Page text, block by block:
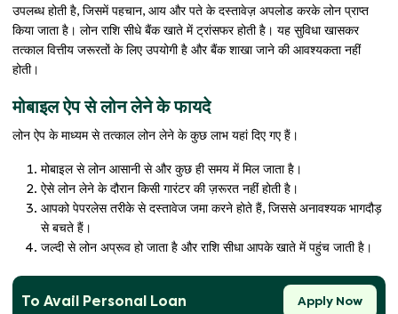
उपलब्ध होती है, जिसमें पहचान, आय और पते के दस्तावेज़ अपलोड करके लोन प्राप्त
किया जाता है। लोन राशि सीधे बैंक खाते में ट्रांसफर होती है। यह सुविधा खासकर
तत्काल वित्तीय जरूरतों के लिए उपयोगी है और बैंक शाखा जाने की आवश्यकता नहीं
होती।
मोबाइल ऐप से लोन लेने के फायदे
लोन ऐप के माध्यम से तत्काल लोन लेने के कुछ लाभ यहां दिए गए हैं।
मोबाइल से लोन आसानी से और कुछ ही समय में मिल जाता है।
ऐसे लोन लेने के दौरान किसी गारंटर की ज़रूरत नहीं होती है।
आपको पेपरलेस तरीके से दस्तावेज जमा करने होते हैं, जिससे अनावश्यक भागदौड़
से बचते हैं।
जल्दी से लोन अप्रूव हो जाता है और राशि सीधा आपके खाते में पहुंच जाती है।
To Avail Personal Loan Apply Now